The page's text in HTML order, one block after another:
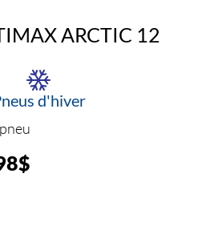
ARCTIC 12
d'hiver